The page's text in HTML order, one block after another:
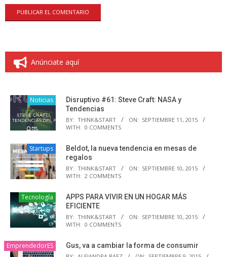
Anúnciate aquí
Noticias
Disruptivo #61: Steve Craft: NASA y
Tendencias
BY: THINK&START ON: SEPTIEMBRE 11, 2015
WITH: 0 COMMENTS
Startups
Beldot, la nueva tendencia en mesas de
regalos
BY: THINK&START ON: SEPTIEMBRE 10, 2015
WITH: 2 COMMENTS
Tecnología
APPS PARA VIVIR EN UN HOGAR MÁS
EFICIENTE
BY: THINK&START ON: SEPTIEMBRE 10, 2015
WITH: 0 COMMENTS
EmprendedorES Gus, va a cambiar la forma de consumir